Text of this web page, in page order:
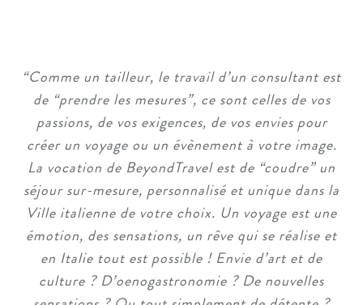
“Comme un tailleur, le travail d’un consultant est
de “prendre les mesures”, ce sont celles de vos
passions, de vos exigences, de vos envies pour
créer un voyage ou un évènement à votre image.
La vocation de BeyondTravel est de “coudre” un
séjour sur-mesure, personnalisé et unique dans la
Ville italienne de votre choix. Un voyage est une
émotion, des sensations, un rêve qui se réalise et
en Italie tout est possible ! Envie d’art et de
culture ? D’oenogastronomie ? De nouvelles